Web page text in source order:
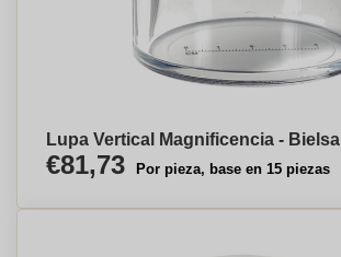
Lupa Vertical Magnificencia - Bielsa
€81,73 Por pieza, base en 15 piezas